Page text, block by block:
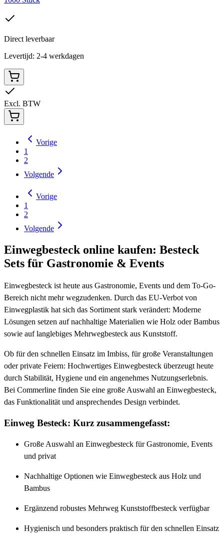
Direct leverbaar
Levertijd: 2-4 werkdagen
Excl. BTW
Vorige
1
2
Volgende
Vorige
1
2
Volgende
Einwegbesteck online kaufen: Besteck
Sets für Gastronomie & Events
Einwegbesteck ist heute aus Gastronomie, Events und dem To-Go-
Bereich nicht mehr wegzudenken. Durch das EU-Verbot von
Einwegplastik hat sich das Sortiment stark verändert: Moderne
Lösungen setzen auf nachhaltige Materialien wie Holz oder Bambus
sowie auf langlebiges Mehrwegbesteck aus Kunststoff.
Ob für den schnellen Einsatz im Imbiss, für große Veranstaltungen
oder private Feiern: Hochwertiges Einwegbesteck überzeugt heute
durch Stabilität, Hygiene und ein angenehmes Nutzungserlebnis.
Bei Commerline finden Sie eine große Auswahl an Einwegbesteck,
das Funktionalität und ansprechendes Design verbindet.
Einweg Besteck: Kurz zusammengefasst:
Große Auswahl an Einwegbesteck für Gastronomie, Events
und privat
Nachhaltige Optionen wie Einwegbesteck aus Holz und
Bambus
Ergänzend robustes Mehrweg Kunststoffbesteck verfügbar
Hygienisch und besonders praktisch für den schnellen Einsatz